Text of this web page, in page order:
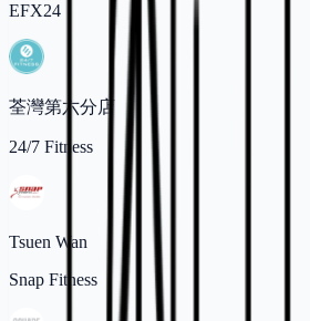
EFX24
荃灣第六分店
24/7 Fitness
Tsuen Wan
Snap Fitness